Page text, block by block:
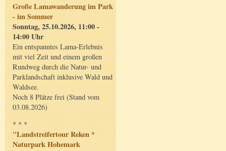
Große Lamawanderung im Park
- im Sommer
Sonntag, 25.10.2026, 11:00 -
14:00 Uhr
Ein entspanntes Lama-Erlebnis
mit viel Zeit und einem großen
Rundweg durch die Natur- und
Parklandschaft inklusive Wald und
Waldsee.
Noch 8 Plätze frei (Stand vom
03.08.2026)
* * *
"Landstreifertour Reken *
Naturpark Hohemark